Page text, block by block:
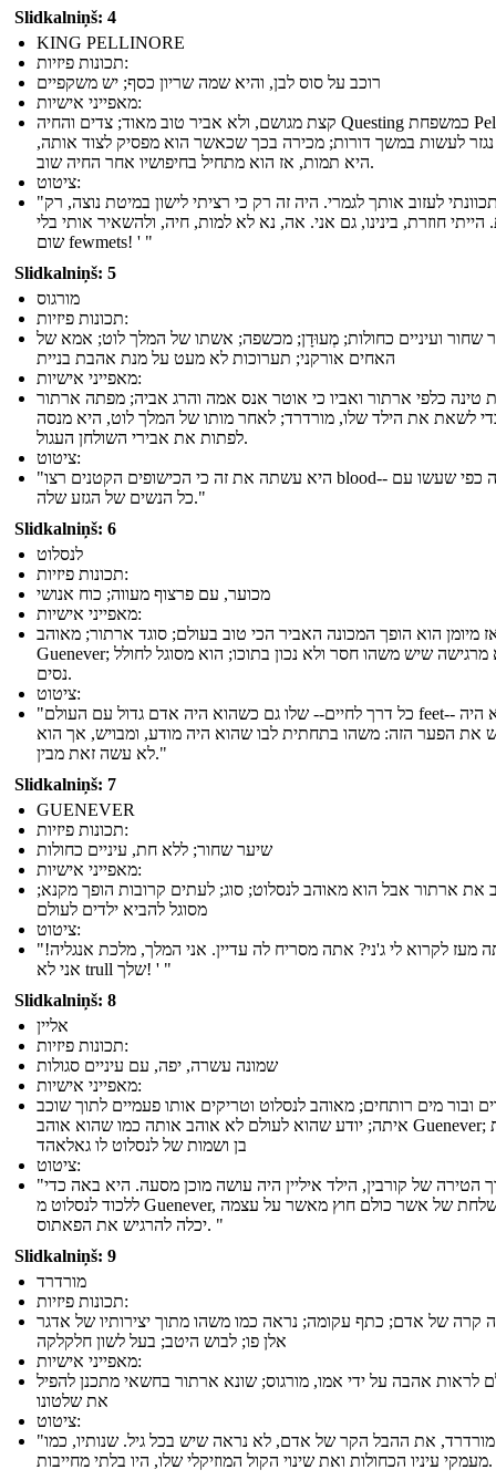
Slidkalniņš: 4
KING PELLINORE
תכונות פיזיות:
רוכב על סוס לבן, והיא שמה שריון כסף; יש משקפיים
מאפייני אישיות:
קצת מגושם, ולא אביר טוב מאוד; צדים והחיה Questing כמשפחת Pellinore
לעשות במשך דורות; מכירה בכך שכאשר הוא מפסיק לצוד אותה,
היא תמות, אז הוא מתחיל בחיפושיו אחר החיה שוב.
ציטוט:
"לא התכוונתי לעזוב אותך לגמרי. היה זה רק כי רציתי לישון במיטת נוצה, רק
הייתי חוזרת, בינינו, גם אני. אה, נא לא למות, חיה, ולהשאיר אותי בלי
שום fewmets! ' "
Slidkalniņš: 5
מורגוס
תכונות פיזיות:
שחור ועיניים כחולות; מְעוּדָן; מכשפה; אשתו של המלך לוט; אמא של
האחים אורקני; תערוכות לא מעט על מנת אהבת בניית
מאפייני אישיות:
טינה כלפי ארתור ואביו כי אוטר אנס אמה והרג אביה; מפתה ארתור
לשאת את הילד שלו, מורדרד; לאחר מותו של המלך לוט, היא מנסה
לפתות את אבירי השולחן העגול.
ציטוט:
"היא עשתה את זה כי הכישופים הקטנים רצו blood-- אותה כפי שעשו עם
כל הנשים של הגזע שלה."
Slidkalniņš: 6
לנסלוט
תכונות פיזיות:
מכוער, עם פרצוף מעווה; כוח אנושי
מאפייני אישיות:
מיומן הוא הופך המכונה האביר הכי טוב בעולם; סוגד ארתור; מאוהב
Guenever; היא מרגישה שיש משהו חסר ולא נכון בתוכו; הוא מסוגל לחולל
נסים.
ציטוט:
"כל דרך לחיים-- שלו גם כשהוא היה אדם גדול עם העולם feet-- שלו הוא היה
את הפער הזה: משהו בתחתית לבו שהוא היה מודע, ומבויש, אך הוא
לא עשה זאת מבין."
Slidkalniņš: 7
GUENEVER
תכונות פיזיות:
שיער שחור; ללא חת, עיניים כחולות
מאפייני אישיות:
את ארתור אבל הוא מאוהב לנסלוט; סוג; לעתים קרובות הופך מקנא;
מסוגל להביא ילדים לעולם
ציטוט:
"איך אתה מעז לקרוא לי ג'ני? אתה מסריח לה עדיין. אני המלך, מלכת אנגליה!
אני לא trull שלך! ' "
Slidkalniņš: 8
אליין
תכונות פיזיות:
שמונה עשרה, יפה, עם עיניים סגולות
מאפייני אישיות:
ובור מים רותחים; מאוהב לנסלוט וטריקים אותו פעמיים לתוך שוכב
איתה; יודע שהוא לעולם לא אוהב אותה כמו שהוא אוהב Guenever; נושאת
בן ושמות של לנסלוט לו גאלאהד
ציטוט:
"בתוך הטירה של קורבין, הילד איליין היה עושה מוכן מסעה. היא באה כדי
ללכוד לנסלוט מ Guenever, משלחת של אשר כולם חוץ מאשר על עצמה
יכלה להרגיש את הפאתוס. "
Slidkalniņš: 9
מורדרד
תכונות פיזיות:
קרה של אדם; כתף עקומה; נראה כמו משהו מתוך יצירותיו של אדגר
אלן פו; לבוש היטב; בעל לשון חלקלקה
מאפייני אישיות:
לראות אהבה על ידי אמו, מורגוס; שונא ארתור בחשאי מתכנן להפיל
את שלטונו
ציטוט:
"מורדרד, את ההבל הקר של אדם, לא נראה שיש בכל גיל. שנותיו, כמו
בלתי מחייבות. "